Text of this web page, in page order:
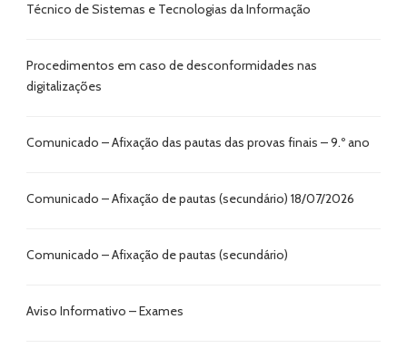
Técnico de Sistemas e Tecnologias da Informação
Procedimentos em caso de desconformidades nas
digitalizações
Comunicado – Afixação das pautas das provas finais – 9.º ano
Comunicado – Afixação de pautas (secundário) 18/07/2026
Comunicado – Afixação de pautas (secundário)
Aviso Informativo – Exames